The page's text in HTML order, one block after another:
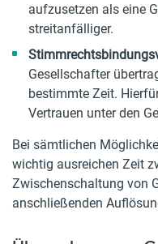
aufzusetzen als eine
streitanfälliger.
Gesellschafter
bestimmte Zeit.
Vertrauen unter den
Bei sämtlichen
wichtig ausreichen Zeit
Zwischenschaltung von
anschließenden